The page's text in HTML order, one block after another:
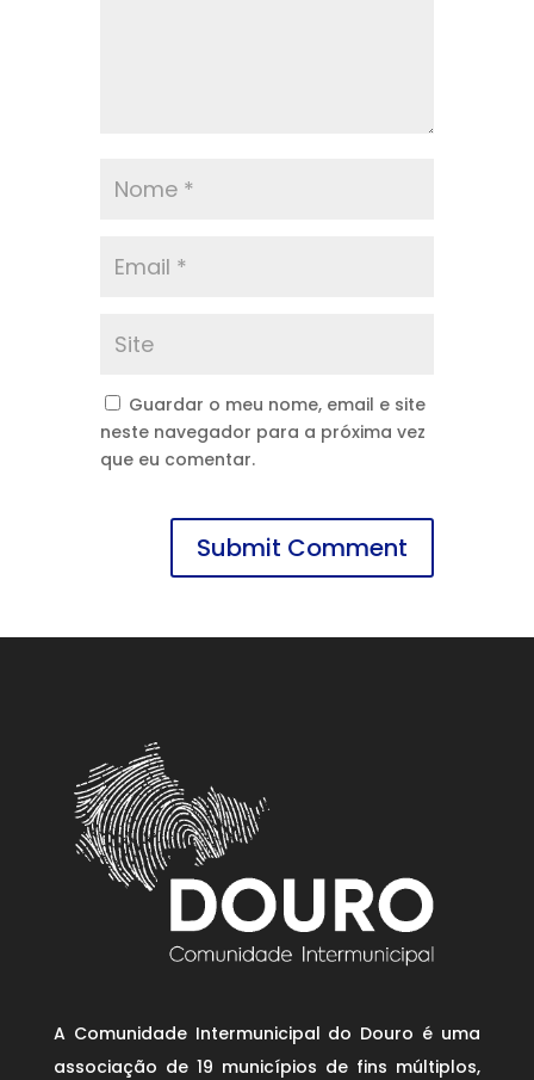
Guardar o meu nome, email e site
neste navegador para a próxima vez
que eu comentar.
A Comunidade Intermunicipal do Douro é uma
associação de 19 municípios de fins múltiplos,